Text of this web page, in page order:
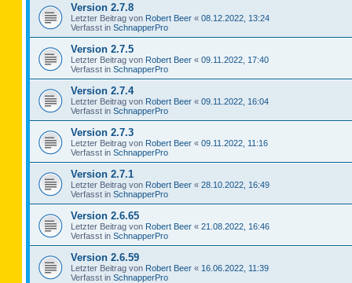
Version 2.7.8
Letzter Beitrag von Robert Beer « 08.12.2022, 13:24
Verfasst in SchnapperPro
Version 2.7.5
Letzter Beitrag von Robert Beer « 09.11.2022, 17:40
Verfasst in SchnapperPro
Version 2.7.4
Letzter Beitrag von Robert Beer « 09.11.2022, 16:04
Verfasst in SchnapperPro
Version 2.7.3
Letzter Beitrag von Robert Beer « 09.11.2022, 11:16
Verfasst in SchnapperPro
Version 2.7.1
Letzter Beitrag von Robert Beer « 28.10.2022, 16:49
Verfasst in SchnapperPro
Version 2.6.65
Letzter Beitrag von Robert Beer « 21.08.2022, 16:46
Verfasst in SchnapperPro
Version 2.6.59
Letzter Beitrag von Robert Beer « 16.06.2022, 11:39
Verfasst in SchnapperPro